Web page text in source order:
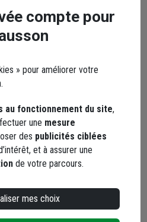
prix correct
compte pour
» pour améliorer votre
au fonctionnement du site,
une mesure
des publicités ciblées
et à assurer une
de votre parcours.
mes choix